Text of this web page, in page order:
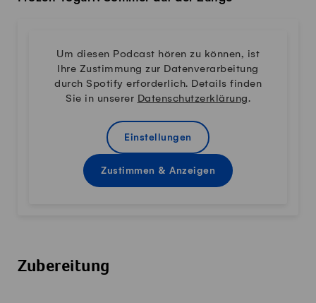
Um diesen Podcast hören zu können, ist
Ihre Zustimmung zur Datenverarbeitung
durch Spotify erforderlich. Details finden
Sie in unserer Datenschutzerklärung.
Einstellungen
Zustimmen & Anzeigen
Zubereitung